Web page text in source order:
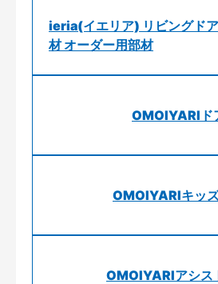
ieria(イエリア) リビングド
材 オーダー用部材
OMOIYARIド
OMOIYARIキッ
OMOIYARIアシス